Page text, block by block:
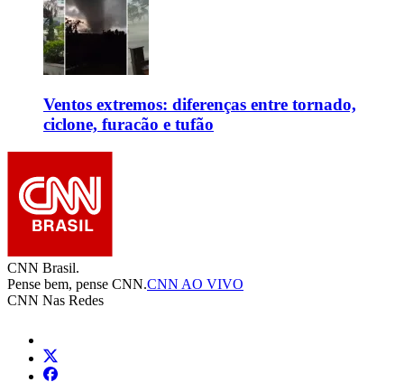
Ventos extremos: diferenças entre tornado,
ciclone, furacão e tufão
CNN Brasil.
Pense bem, pense CNN.CNN AO VIVO
CNN Nas Redes